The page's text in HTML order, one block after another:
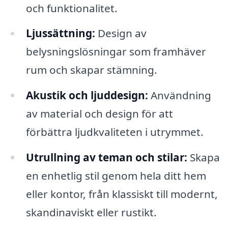
och funktionalitet.
Ljussättning: Design av
belysningslösningar som framhäver
rum och skapar stämning.
Akustik och ljuddesign: Användning
av material och design för att
förbättra ljudkvaliteten i utrymmet.
Utrullning av teman och stilar: Skapa
en enhetlig stil genom hela ditt hem
eller kontor, från klassiskt till modernt,
skandinaviskt eller rustikt.